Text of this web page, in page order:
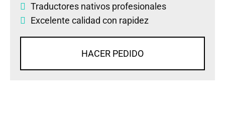
Traductores nativos profesionales
Excelente calidad con rapidez
HACER PEDIDO